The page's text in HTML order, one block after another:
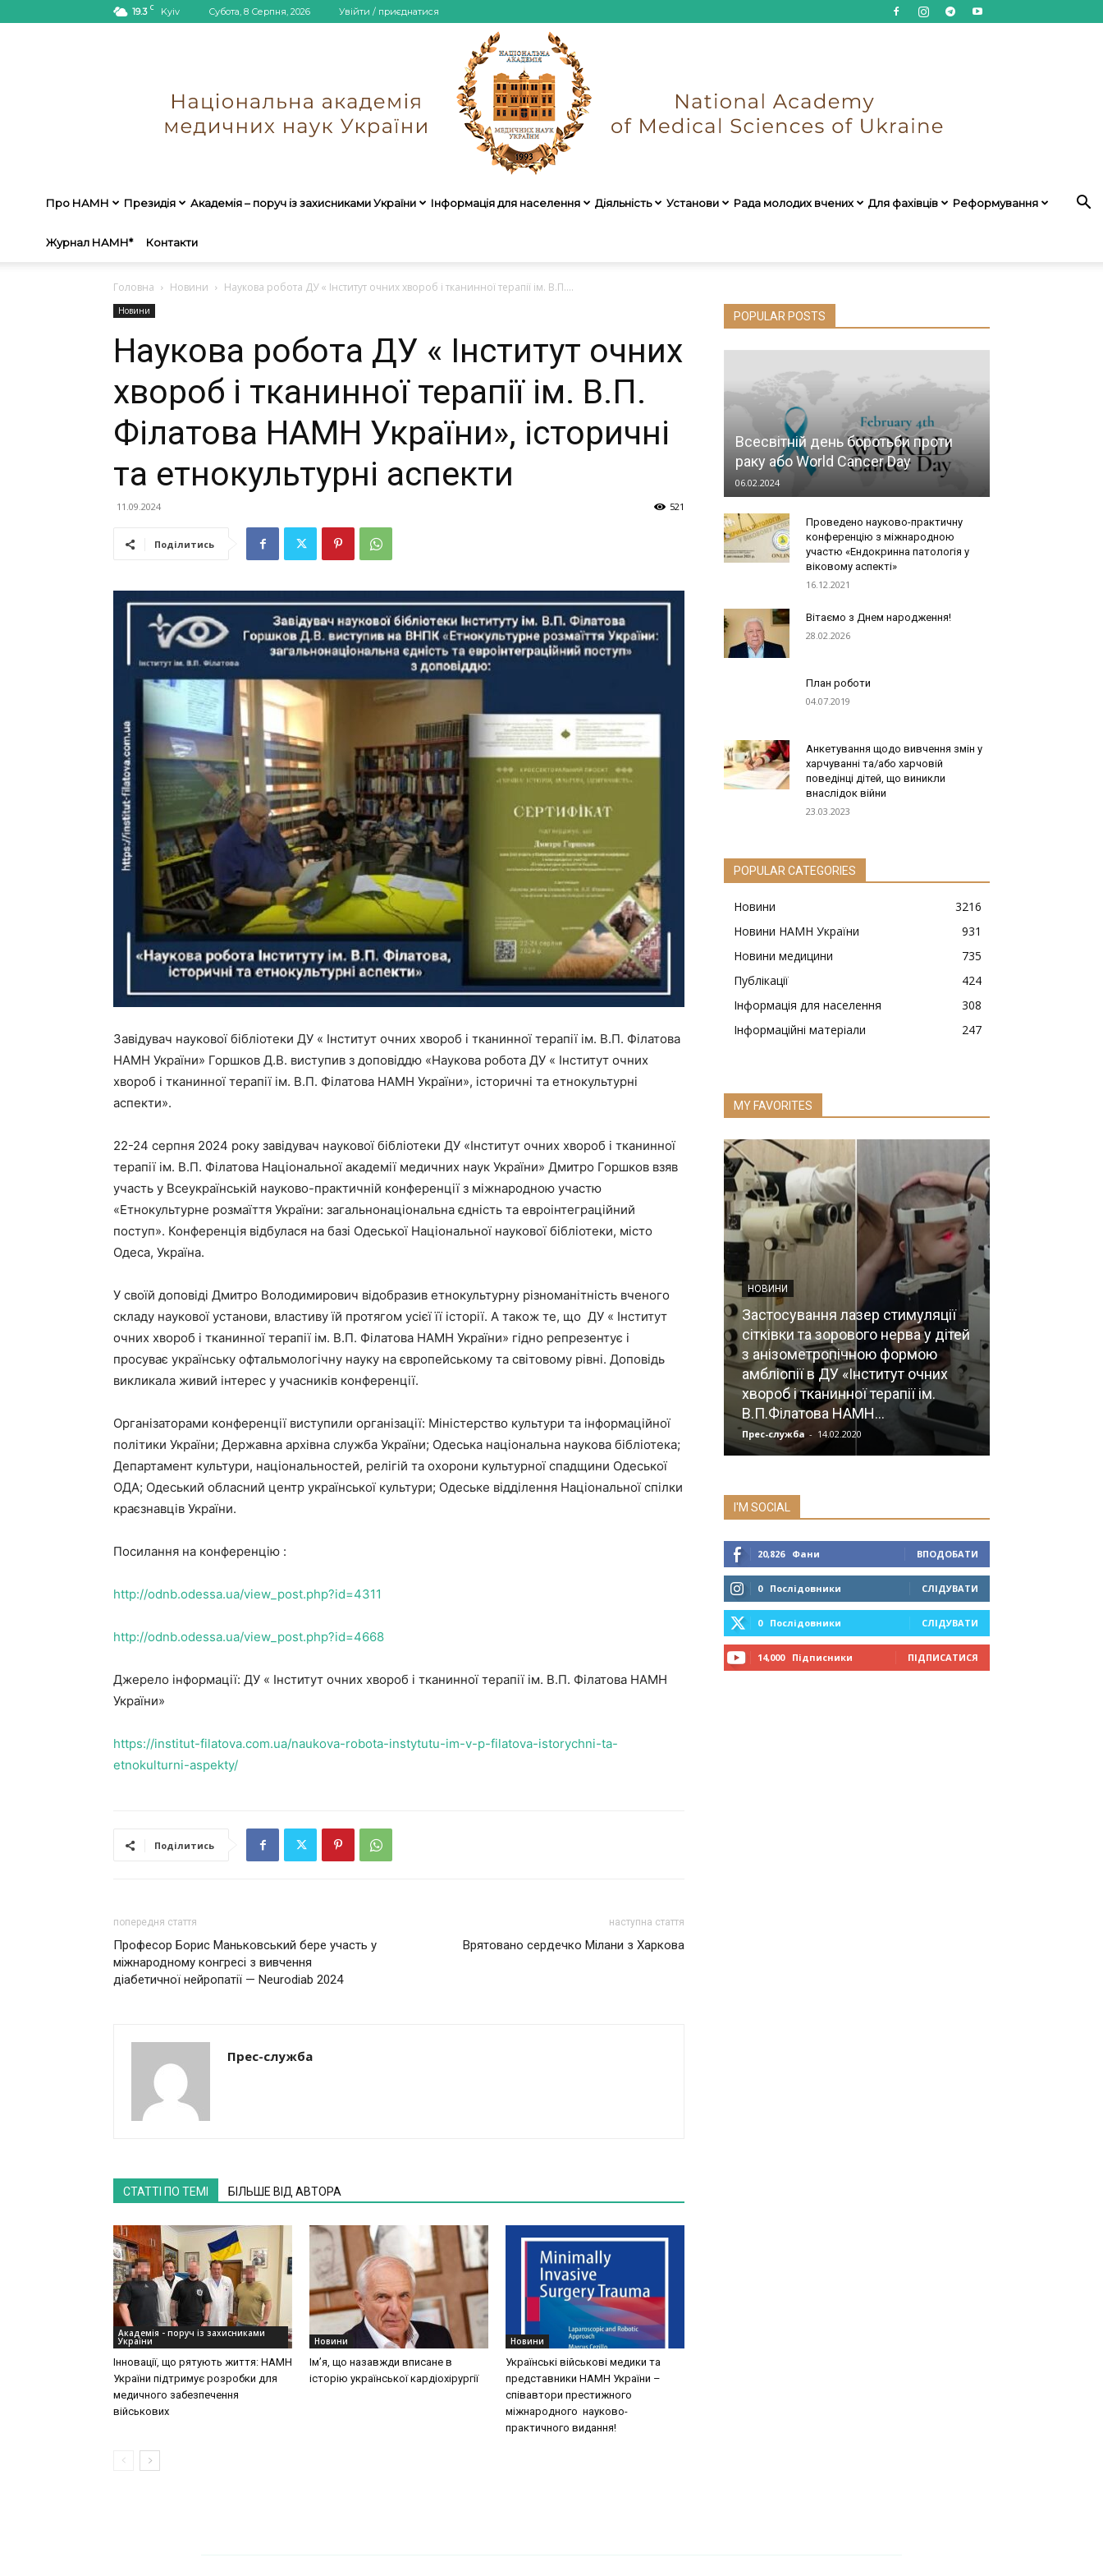
19.3 C Kyiv Субота, 8 Серпня, 2026 Увійти / приєднатися
України
Про НАМН Президія Академія – поруч із захисниками України Інформація для населення Діяльність Установи Рада молодих вчених Для фахівців Реформування
Журнал НАМН* Контакти
Головна Новини Наукова робота ДУ « Інститут очних хвороб і тканинної терапії ім. В.П....
Новини
Наукова робота ДУ « Інститут очних
хвороб і тканинної терапії ім. В.П.
Філатова НАМН України», історичні
та етнокультурні аспекти
11.09.2024 521
Поділитись
Завідувач наукової бібліотеки ДУ « Інститут очних хвороб і тканинної терапії ім. В.П. Філатова
НАМН України» Горшков Д.В. виступив з доповіддю «Наукова робота ДУ « Інститут очних
хвороб і тканинної терапії ім. В.П. Філатова НАМН України», історичні та етнокультурні
аспекти».
22-24 серпня 2024 року завідувач наукової бібліотеки ДУ «Інститут очних хвороб і тканинної
терапії ім. В.П. Філатова Національної академії медичних наук України» Дмитро Горшков взяв
участь у Всеукраїнській науково-практичній конференції з міжнародною участю
«Етнокультурне розмаїття України: загальнонаціональна єдність та евроінтеграційний
поступ». Конференція відбулася на базі Одеської Національної наукової бібліотеки, місто
Одеса, Україна.
У своїй доповіді Дмитро Володимирович відобразив етнокультурну різноманітність вченого
складу наукової установи, властиву їй протягом усієї її історії. А також те, що ДУ « Інститут
очних хвороб і тканинної терапії ім. В.П. Філатова НАМН України» гідно репрезентує і
просуває українську офтальмологічну науку на європейському та світовому рівні. Доповідь
викликала живий інтерес у учасників конференції.
Організаторами конференції виступили організації: Міністерство культури та інформаційної
політики України; Державна архівна служба України; Одеська національна наукова бібліотека;
Департамент культури, національностей, релігій та охорони культурної спадщини Одеської
ОДА; Одеський обласний центр української культури; Одеське відділення Національної спілки
краєзнавців України.
Посилання на конференцію :
http://odnb.odessa.ua/view_post.php?id=4311
http://odnb.odessa.ua/view_post.php?id=4668
Джерело інформації: ДУ « Інститут очних хвороб і тканинної терапії ім. В.П. Філатова НАМН
України»
https://institut-filatova.com.ua/naukova-robota-instytutu-im-v-p-filatova-istorychni-ta-
etnokulturni-aspekty/
Поділитись
попередня стаття
Професор Борис Маньковський бере участь у
міжнародному конгресі з вивчення
діабетичної нейропатії — Neurodiab 2024
наступна стаття
Врятовано сердечко Мілани з Харкова
Прес-служба
СТАТТІ ПО ТЕМІ БІЛЬШЕ ВІД АВТОРА
Академія - поруч із захисниками
України
Інновації, що рятують життя: НАМН
України підтримує розробки для
медичного забезпечення
військових
Новини
Ім’я, що назавжди вписане в
історію української кардіохірургії
Новини
Українські військові медики та
представники НАМН України –
співавтори престижного
міжнародного науково-
практичного видання!
POPULAR POSTS
Всесвітній день боротьби проти
раку або World Cancer Day
06.02.2024
Проведено науково-практичну
конференцію з міжнародною
участю «Ендокринна патологія у
віковому аспекті»
16.12.2021
Вітаємо з Днем народження!
28.02.2026
План роботи
04.07.2019
Анкетування щодо вивчення змін у
харчуванні та/або харчовій
поведінці дітей, що виникли
внаслідок війни
23.03.2023
POPULAR CATEGORIES
Новини
3216
Новини НАМН України
931
Новини медицини
735
Публікації
424
Інформація для населення
308
Інформаційні матеріали
247
MY FAVORITES
НОВИНИ
Застосування лазер стимуляції
сітківки та зорового нерва у дітей
з анізометропічною формою
амбліопії в ДУ «Інститут очних
хвороб і тканинної терапії ім.
В.П.Філатова НАМН...
Прес-служба - 14.02.2020
I'M SOCIAL
20,826 Фани ВПОДОБАТИ
0 Послідовники СЛІДУВАТИ
0 Послідовники СЛІДУВАТИ
14,000 Підписники ПІДПИСАТИСЯ